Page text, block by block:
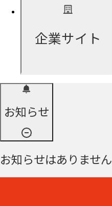
企業サイト
お知らせ
お知らせはありません